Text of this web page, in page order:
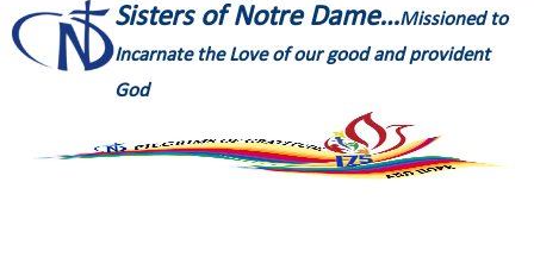
Sisters of Notre Dame…Missioned to
Incarnate the Love of our good and provident
God